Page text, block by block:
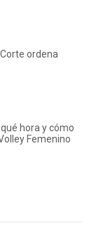
ordena
hora y cómo
Femenino